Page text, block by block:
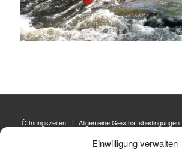
Einwilligung verwalten
Öffnungszeiten Allgemeine Geschäftsbedingungen
Datenschutz
Jetzt Buchen